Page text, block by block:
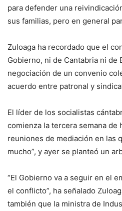
para defender una
sus familias, pero en general
Zuloaga ha recordado que el
Gobierno, ni de Cantabria ni de
negociación de un convenio
acuerdo entre patronal y
El líder de los socialistas
comienza la tercera semana de
reuniones de mediación en las
mucho”, y ayer se planteó un
“El Gobierno va a seguir en el
el conflicto”, ha señalado
también que la ministra de